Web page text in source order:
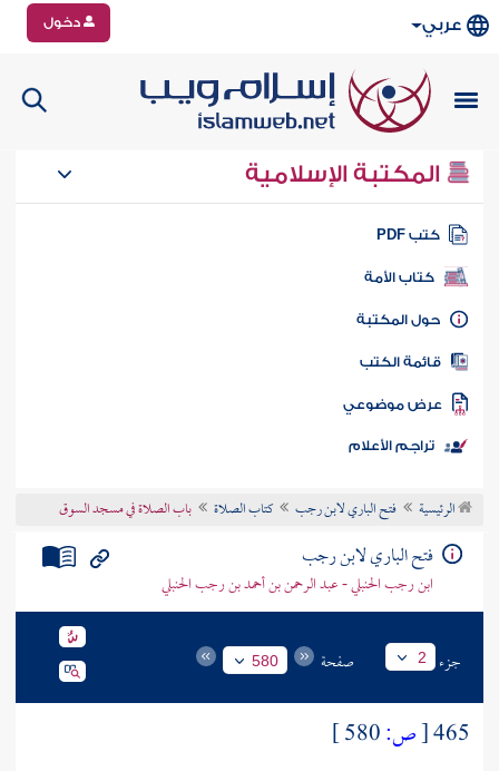
عربي دخول
المكتبة الإسلامية
كتب PDF
كتاب الأمة
المكتبة
الكتب
موضوعي
تراجم الأعلام
الرئيسية فتح الباري لابن رجب كتاب الصلاة باب الصلاة في مسجد السوق
فتح الباري لابن رجب
ابن رجب الحنبلي - عبد الرحمن بن أحمد بن رجب الحنبلي
جزء 2 صفحة 580
465
[ص: